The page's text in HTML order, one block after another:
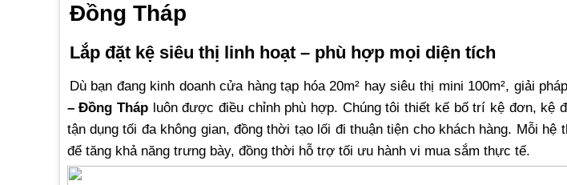
Đồng Tháp
Lắp đặt kệ siêu thị linh hoạt – phù hợp mọi diện tích
Dù bạn đang kinh doanh cửa hàng tạp hóa 20m² hay siêu thị mini 100m², giải pháp
– Đồng Tháp luôn được điều chỉnh phù hợp. Chúng tôi thiết kế bố trí kệ đơn, kệ
tận dụng tối đa không gian, đồng thời tạo lối đi thuận tiện cho khách hàng. Mỗi
để tăng khả năng trưng bày, đồng thời hỗ trợ tối ưu hành vi mua sắm thực tế.